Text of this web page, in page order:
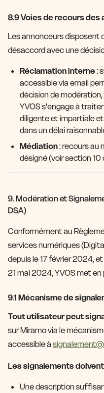
8.9 Voies de recours des
Les annonceurs disposent
désaccord avec une
Réclamation interne:
accessible via email
décision de
YVOS s'engage à
diligente et impartiale
dans un délai
Médiation: recours au
désigné (voir section
9. Modération et
DSA)
Conformément au
services numériques
depuis le 17 février 2024,
21 mai 2024, YVOS met
9.1 Mécanisme de
Tout utilisateur peut
sur Miramo via le
accessible à
Les signalements
Une description